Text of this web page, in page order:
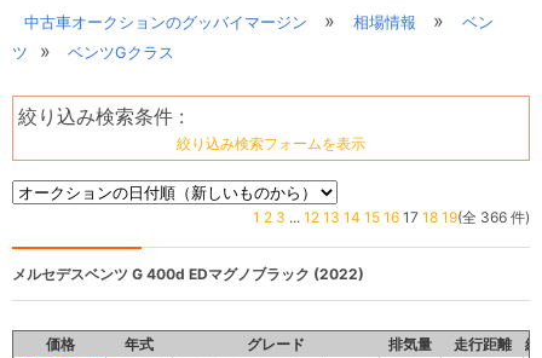
中古車オークションのグッバイマージン » 相場情報 »
ベン
ツ
» ベンツGクラス
絞り込み検索条件 :
絞り込み検索フォームを表示
1 2 3 ... 12 13 14 15 16 17 18 19(全 366 件)
メルセデスベンツ G 400d EDマグノブラック (2022)
価格 年式 グレード 排気量 走行距離